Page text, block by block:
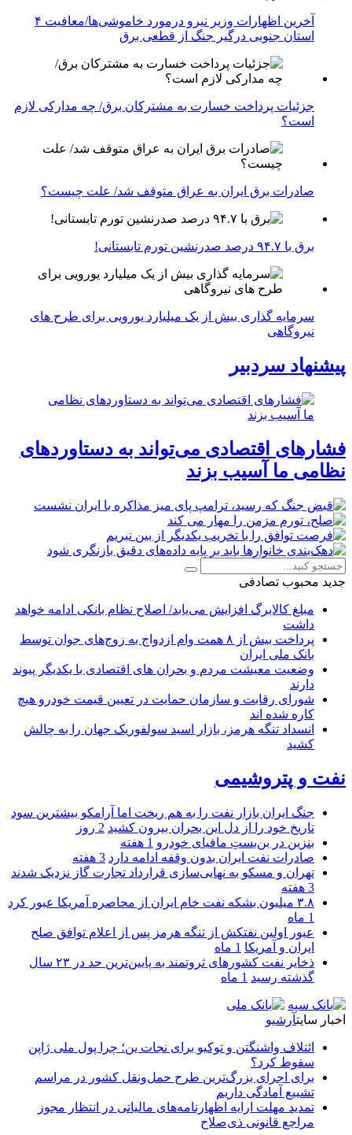
آخرین اظهارات وزیر نیرو درمورد خاموشی‌ها/معافیت ۴
استان جنوبی درگیر جنگ از قطعی برق
جزئیات پرداخت خسارت به مشترکان برق/ چه مدارکی لازم
است؟
صادرات برق ایران به عراق متوقف شد/ علت چیست؟
برق با ۹۴.۷ درصد صدرنشین تورم تابستانی!
سرمایه گذاری بیش از یک میلیارد یورویی برای طرح های
نیروگاهی
پیشنهاد سردبیر
فشارهای اقتصادی می‌تواند به دستاوردهای
نظامی ما آسیب بزند
جدید محبوب تصادفی
مبلغ کالابرگ افزایش می‌یابد/ اصلاح نظام بانکی ادامه خواهد
داشت
پرداخت بیش از ۸ همت وام ازدواج به زوج‌های جوان توسط
بانک ملی ایران
وضعیت معیشت مردم و بحران های اقتصادی با یکدیگر پیوند
دارند
شورای رقابت و سازمان حمایت در تعیین قیمت خودرو هیچ
کاره شده اند
انسداد تنگه هرمز، بازار اسید سولفوریک جهان را به چالش
کشید
نفت و پتروشیمی
جنگ ایران بازار نفت را به هم ریخت اما آرامکو بیشترین سود
تاریخ خود را از دل این بحران بیرون کشید 2 روز
بنزین در بن‌بستِ مافیای خودرو 1 هفته
صادرات نفت ایران بدون وقفه ادامه دارد 3 هفته
تهران و مسکو به نهایی‌سازی قرارداد تجارت گاز نزدیک شدند
3 هفته
۳.۸ میلیون بشکه نفت خام ایران از محاصره آمریکا عبور کرد
1 ماه
عبور اولین نفتکش از تنگه هرمز پس از اعلام توافق صلح
ایران و آمریکا 1 ماه
ذخایر نفت کشورهای ثروتمند به پایین‌ترین حد در ۲۳ سال
گذشته رسید 1 ماه
اخبار سایتآرشیو
ائتلاف واشنگتن و توکیو برای نجات ین؛ چرا پول ملی ژاپن
سقوط کرد؟
برای اجرای بزرگ‌ترین طرح حمل‌ونقل کشور در مراسم
تشییع آمادگی داریم
تمدید مهلت ارایه اظهارنامه‌های مالیاتی در انتظار مجوز
مراجع قانونی ذی‌‏صلاح